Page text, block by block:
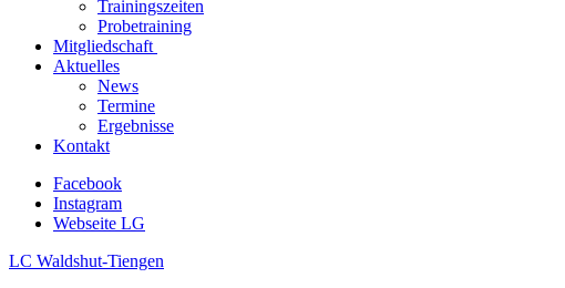
Trainingszeiten
Probetraining
Mitgliedschaft
Aktuelles
News
Termine
Ergebnisse
Kontakt
Facebook
Instagram
Webseite LG
LC Waldshut-Tiengen